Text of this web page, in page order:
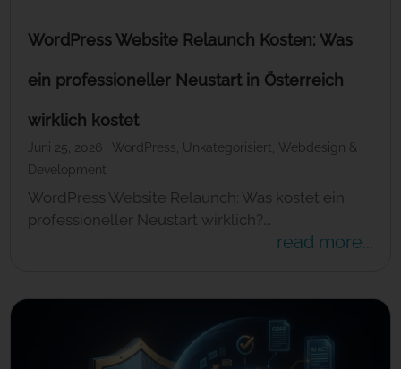
WordPress Website Relaunch Kosten: Was
ein professioneller Neustart in Österreich
wirklich kostet
Juni 25, 2026 WordPress Unkategorisiert
Webdesign &
Development
WordPress Website Relaunch: Was kostet ein
professioneller Neustart wirklich?...
read more...